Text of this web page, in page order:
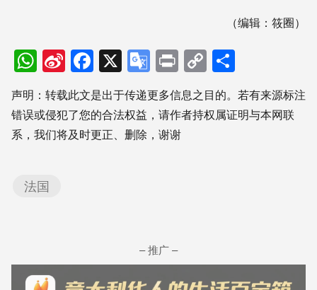
（编辑：筱圈）
WhatsApp
Sina
Weibo
Facebook
X Google
Translate
PrintCopy
Link享
声明：转载此文是出于传递更多信息之目的。若有来源标注
错误或侵犯了您的合法权益，请作者持权属证明与本网联
系，我们将及时更正、删除，谢谢
法国
– 推广 –